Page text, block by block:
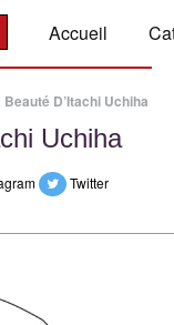
Accueil
Beauté D’Itachi Uchiha
Uchiha
Twitter